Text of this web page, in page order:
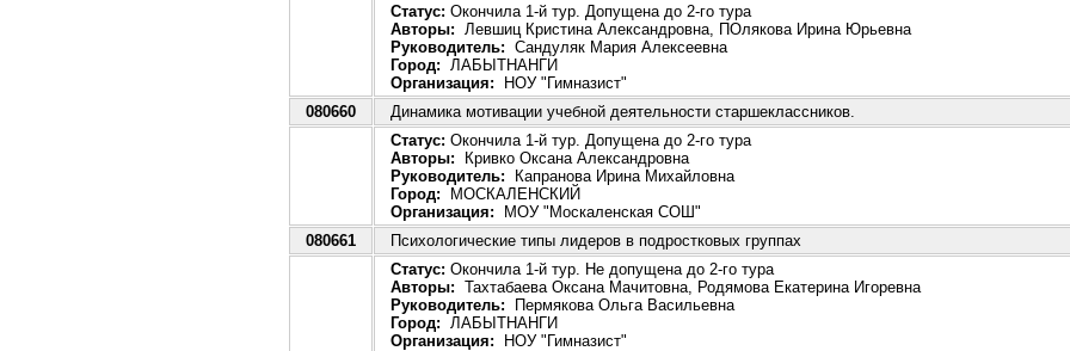
Статус: Окончила 1-й тур. Допущена до 2-го тура
Авторы: Левшиц Кристина Александровна, ПОлякова Ирина Юрьевна
Руководитель: Сандуляк Мария Алексеевна
Город: ЛАБЫТНАНГИ
Организация: НОУ "Гимназист"
080660
Динамика мотивации учебной деятельности старшеклассников.
Статус: Окончила 1-й тур. Допущена до 2-го тура
Авторы: Кривко Оксана Александровна
Руководитель: Капранова Ирина Михайловна
Город: МОСКАЛЕНСКИЙ
Организация: МОУ "Москаленская СОШ"
080661
Психологические типы лидеров в подростковых группах
Статус: Окончила 1-й тур. Не допущена до 2-го тура
Авторы: Тахтабаева Оксана Мачитовна, Родямова Екатерина Игоревна
Руководитель: Пермякова Ольга Васильевна
Город: ЛАБЫТНАНГИ
Организация: НОУ "Гимназист"